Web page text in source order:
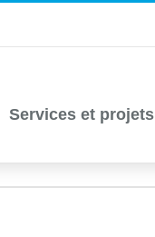
Services et projets